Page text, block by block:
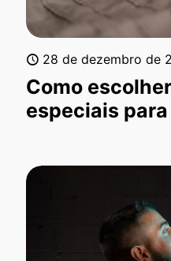
28 de dezembro de
Como
especiais